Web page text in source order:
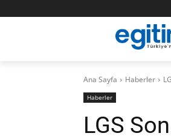
Ana Sayfa Haberler
Haberler
LGS